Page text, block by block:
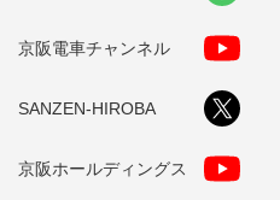
京阪電車チャンネル
SANZEN-HIROBA
京阪ホールディングス